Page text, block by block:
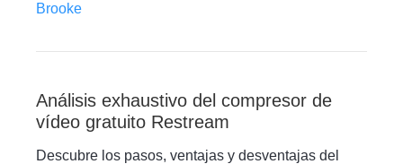
Brooke
Análisis exhaustivo del compresor de
vídeo gratuito Restream
Descubre los pasos, ventajas y desventajas del